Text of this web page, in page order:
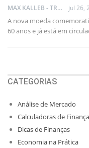
MAX KALLEB - TRADER jul 26,
A nova moeda
60 anos e já está em
CATEGORIAS
Análise de Mercado
Calculadoras de
Dicas de Finanças
Economia na Prática